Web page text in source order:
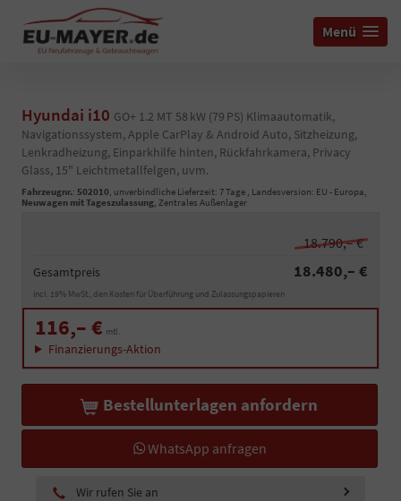
Menü
Hyundai i10 GO+ 1.2 MT 58 kW (79 PS) Klimaautomatik,
Navigationssystem, Apple CarPlay & Android Auto, Sitzheizung,
Lenkradheizung, Einparkhilfe hinten, Rückfahrkamera, Privacy
Glass, 15" Leichtmetallfelgen, uvm.
Fahrzeugnr.: 502010, unverbindliche Lieferzeit: 7 Tage , Landesversion: EU - Europa,
Neuwagen mit Tageszulassung, Zentrales Außenlager
18.790,– €
Gesamtpreis 18.480,– €
incl. 19% MwSt., den Kosten für Überführung und Zulassungspapieren
116,– € mtl.
Finanzierungs-Aktion
WhatsApp anfragen
Bestellunterlagen anfordern
Wir rufen Sie an